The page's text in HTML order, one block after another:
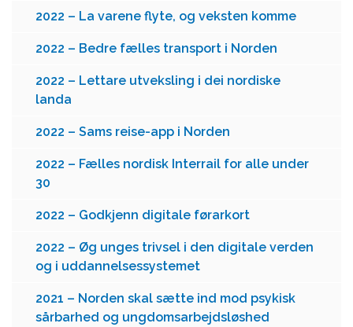
2022 – La varene flyte, og veksten komme
2022 – Bedre fælles transport i Norden
2022 – Lettare utveksling i dei nordiske
landa
2022 – Sams reise-app i Norden
2022 – Fælles nordisk Interrail for alle under
30
2022 – Godkjenn digitale førarkort
2022 – Øg unges trivsel i den digitale verden
og i uddannelsessystemet
2021 – Norden skal sætte ind mod psykisk
sårbarhed og ungdomsarbejdsløshed